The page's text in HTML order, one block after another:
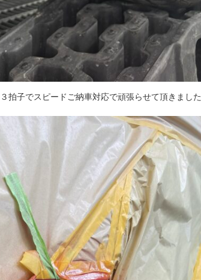
拍子でスピードご納車対応で頑張らせて頂きました